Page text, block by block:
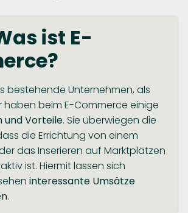
ist E-
bestehende Unternehmen, als
haben beim E-Commerce einige
und Vorteile. Sie überwiegen die
die Errichtung von einem
das Inserieren auf Marktplätzen
ist. Hiermit lassen sich
interessante Umsätze
.